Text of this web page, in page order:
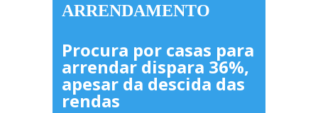
ARRENDAMENTO
Procura por casas para
arrendar dispara 36%,
apesar da descida das
rendas